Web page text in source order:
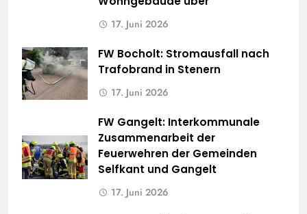
17. Juni 2026
FW Bocholt: Stromausfall nach
Trafobrand in Stenern
17. Juni 2026
FW Gangelt: Interkommunale
Zusammenarbeit der
Feuerwehren der Gemeinden
Selfkant und Gangelt
17. Juni 2026